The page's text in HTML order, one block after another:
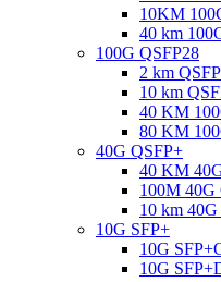
10KM
40 km
100G QSFP28
2 km
10 km
40 KM
80 KM
40G QSFP+
40 KM
100M 40G
10 km
10G SFP+
10G
10G